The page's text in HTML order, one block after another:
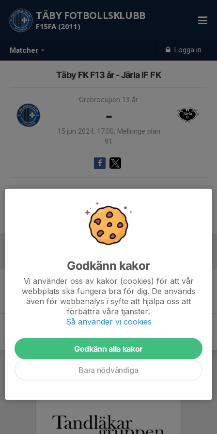
Matcher Logga in
TÄBY FOTBOLLSKLUBB
F15FA (2011)
Täby FK F13 år - Järla IF FK
Örebrocupen 13 år
-
15 jun 2024, 17:00, Mellringe plan
91
Slutspelsmatch grupp G
Match kl 15, 16 eller 17. Beror på resultat i gruppspelet.
Inget referat skrivet
Godkänn kakor
Vi använder oss av kakor (cookies) för att vår
webbplats ska fungera bra för dig. De används
även för webbanalys i syfte att hjälpa oss att
förbättra våra tjänster.
Så använder vi cookies
Godkänn alla kakor
Bara nödvändiga